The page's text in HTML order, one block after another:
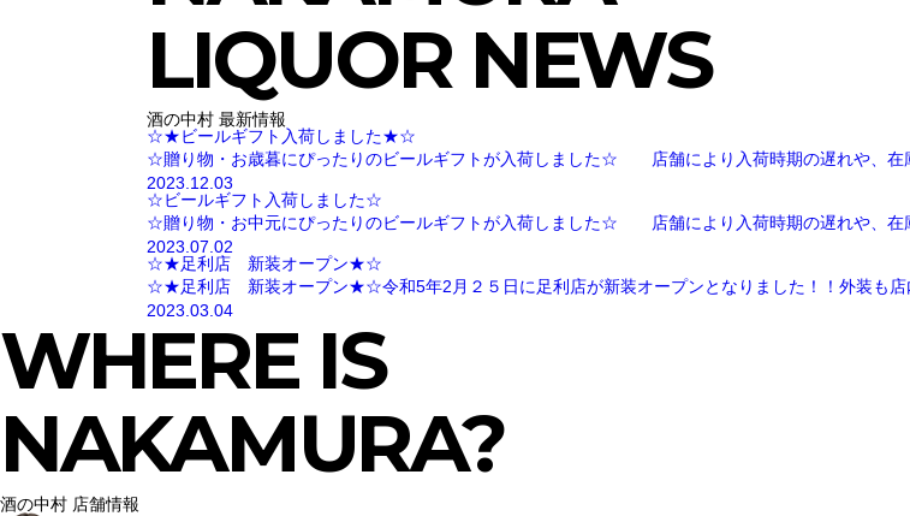
LIQUOR NEWS
酒の中村 最新情報
☆★ビールギフト入荷しました★☆
☆贈り物・お歳暮にぴったりのビールギフトが入荷しました☆ 店舗により入荷時期の遅れや、在
2023.12.03
☆ビールギフト入荷しました☆
☆贈り物・お中元にぴったりのビールギフトが入荷しました☆ 店舗により入荷時期の遅れや、在
2023.07.02
☆★足利店 新装オープン★☆
☆★足利店 新装オープン★☆令和5年2月２５日に足利店が新装オープンとなりました！！外装も店
2023.03.04
WHERE IS
NAKAMURA?
酒の中村 店舗情報